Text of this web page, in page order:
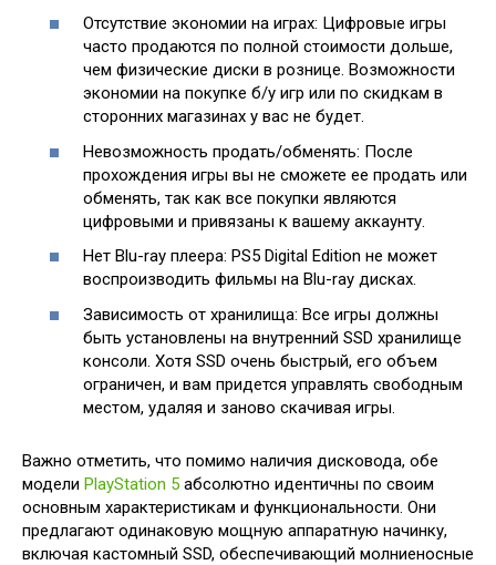
Отсутствие экономии на играх: Цифровые игры
часто продаются по полной стоимости дольше,
чем физические диски в рознице. Возможности
экономии на покупке б/у игр или по скидкам в
сторонних магазинах у вас не будет.
Невозможность продать/обменять: После
прохождения игры вы не сможете ее продать или
обменять, так как все покупки являются
цифровыми и привязаны к вашему аккаунту.
Нет Blu-ray плеера: PS5 Digital Edition не может
воспроизводить фильмы на Blu-ray дисках.
Зависимость от хранилища: Все игры должны
быть установлены на внутренний SSD хранилище
консоли. Хотя SSD очень быстрый, его объем
ограничен, и вам придется управлять свободным
местом, удаляя и заново скачивая игры.
Важно отметить, что помимо наличия дисковода, обе
модели PlayStation 5 абсолютно идентичны по своим
основным характеристикам и функциональности. Они
предлагают одинаковую мощную аппаратную начинку,
включая кастомный SSD, обеспечивающий молниеносные